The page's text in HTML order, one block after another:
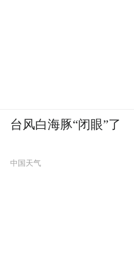
台风白海豚“闭眼”了
中国天气